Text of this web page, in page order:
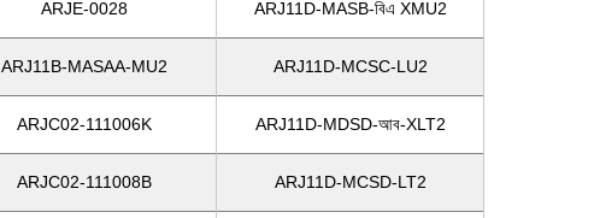
ARJE-0028 ARJ11D-MASB-বিএ XMU2
ARJ11B-MASAA-MU2 ARJ11D-MCSC-LU2
ARJC02-111006K ARJ11D-MDSD-আব-XLT2
ARJC02-111008B ARJ11D-MCSD-LT2